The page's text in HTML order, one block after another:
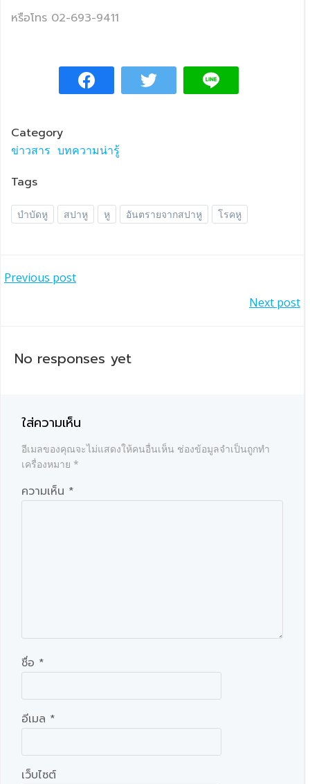
หรือโทร 02-693-9411
Category
ข่าวสาร บทความน่ารู้
Tags
บำบัดหู สปาหู หู อันตรายจากสปาหู โรคหู
แนะแนว
Previous post
เรื่อง
Next post
No responses yet
ใส่ความเห็น
อีเมลของคุณจะไม่แสดงให้คนอื่นเห็น ช่องข้อมูลจำเป็นถูกทำ
เครื่องหมาย *
ความเห็น *
ชื่อ *
อีเมล *
เว็บไซต์